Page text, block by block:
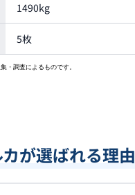
1490kg
5枚
・調査によるものです。
が選ばれる理由